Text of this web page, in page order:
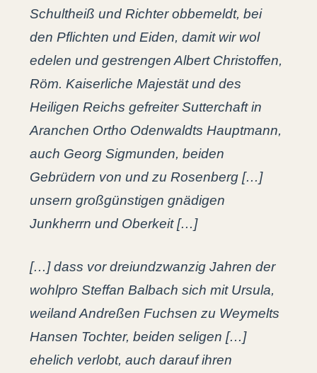
Schultheiß und Richter obbemeldt, bei
den Pflichten und Eiden, damit wir wol
edelen und gestrengen Albert Christoffen,
Röm. Kaiserliche Majestät und des
Heiligen Reichs gefreiter Sutterchaft in
Aranchen Ortho Odenwaldts Hauptmann,
auch Georg Sigmunden, beiden
Gebrüdern von und zu Rosenberg […]
unsern großgünstigen gnädigen
Junkherrn und Oberkeit […]
[…] dass vor dreiundzwanzig Jahren der
wohlpro Steffan Balbach sich mit Ursula,
weiland Andreßen Fuchsen zu Weymelts
Hansen Tochter, beiden seligen […]
ehelich verlobt, auch darauf ihren